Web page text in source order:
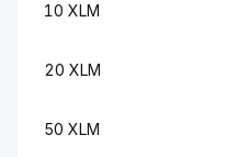
10 XLM
20 XLM
50 XLM